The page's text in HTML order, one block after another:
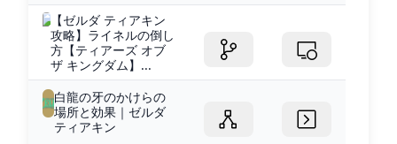
【ゼルダ ティアキン
攻略】ライネルの倒し
方【ティアーズ オブ
ザ キングダム】...
白龍の牙のかけらの
場所と効果｜ゼルダ
ティアキン